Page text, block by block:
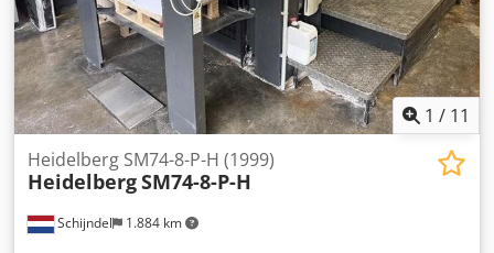
1 / 11
Schijndel 1.884 km
Heidelberg SM74-8-P-H (1999)
HeidelbergSM74-8-P-H